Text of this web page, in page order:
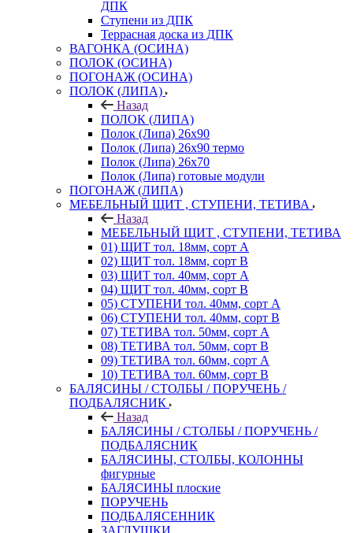
ДПК
Ступени из ДПК
Террасная доска из ДПК
ВАГОНКА (ОСИНА)
ПОЛОК (ОСИНА)
ПОГОНАЖ (ОСИНА)
ПОЛОК (ЛИПА)
Назад
ПОЛОК (ЛИПА)
Полок (Липа) 26х90
Полок (Липа) 26х90 термо
Полок (Липа) 26х70
Полок (Липа) готовые модули
ПОГОНАЖ (ЛИПА)
МЕБЕЛЬНЫЙ ЩИТ , СТУПЕНИ, ТЕТИВА
Назад
МЕБЕЛЬНЫЙ ЩИТ , СТУПЕНИ, ТЕТИВА
01) ЩИТ тол. 18мм, сорт А
02) ЩИТ тол. 18мм, сорт В
03) ЩИТ тол. 40мм, сорт А
04) ЩИТ тол. 40мм, сорт В
05) СТУПЕНИ тол. 40мм, сорт А
06) СТУПЕНИ тол. 40мм, сорт В
07) ТЕТИВА тол. 50мм, сорт А
08) ТЕТИВА тол. 50мм, сорт В
09) ТЕТИВА тол. 60мм, сорт А
10) ТЕТИВА тол. 60мм, сорт В
БАЛЯСИНЫ / СТОЛБЫ / ПОРУЧЕНЬ /
ПОДБАЛЯСНИК
Назад
БАЛЯСИНЫ / СТОЛБЫ / ПОРУЧЕНЬ /
ПОДБАЛЯСНИК
БАЛЯСИНЫ, СТОЛБЫ, КОЛОННЫ
фигурные
БАЛЯСИНЫ плоские
ПОРУЧЕНЬ
ПОДБАЛЯСЕННИК
ЗАГЛУШКИ